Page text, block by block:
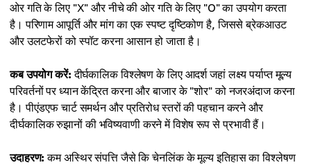
ओर गति के लिए "X" और नीचे की ओर गति के लिए "O" का उपयोग करता
है। परिणाम आपूर्ति और मांग का एक स्पष्ट दृष्टिकोण है, जिससे ब्रेकआउट
और उलटफेरों को स्पॉट करना आसान हो जाता है।
कब उपयोग करें: दीर्घकालिक विश्लेषण के लिए आदर्श जहां लक्ष्य पर्याप्त मूल्य
परिवर्तनों पर ध्यान केंद्रित करना और बाजार के "शोर" को नजरअंदाज करना
है। पीएंडएफ चार्ट समर्थन और प्रतिरोध स्तरों की पहचान करने और
दीर्घकालिक रुझानों की भविष्यवाणी करने में विशेष रूप से प्रभावी हैं।
उदाहरण: कम अस्थिर संपत्ति जैसे कि चेनलिंक के मूल्य इतिहास का विश्लेषण